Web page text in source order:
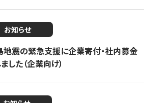
お知らせ
震の緊急支援に企業寄付・社内募金
した（企業向け）